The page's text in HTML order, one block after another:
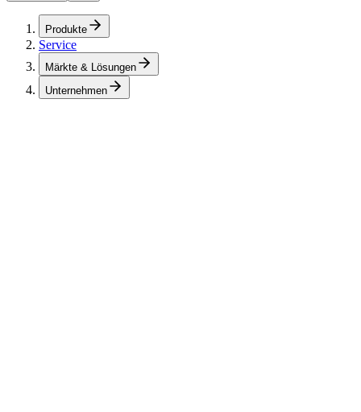
Produkte
Service
Märkte & Lösungen
Unternehmen